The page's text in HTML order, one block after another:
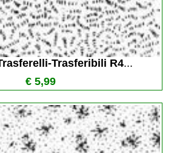
Trasferibili R4...
€ 5,99